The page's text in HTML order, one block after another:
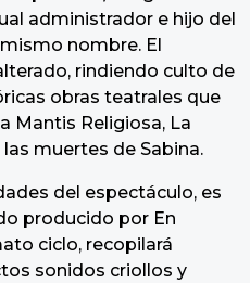
administrador e hijo del
nombre. El
rindiendo culto de
obras teatrales que
Mantis Religiosa, La
muertes de Sabina.
del espectáculo, es
producido por En
ciclo, recopilará
sonidos criollos y